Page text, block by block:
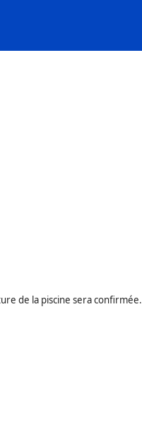
de la piscine sera confirmée.